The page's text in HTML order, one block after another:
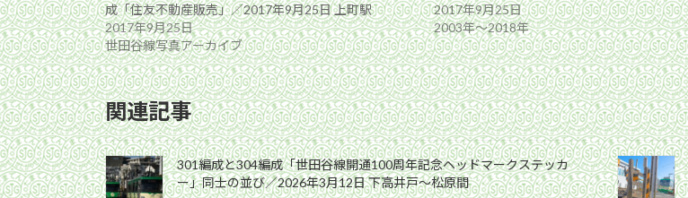
成「住友不動産販売」／2017年9月25日 上町駅
2017年9月25日
世田谷線写真アーカイブ
2017年9月25日
2003年〜2018年
関連記事
301編成と304編成「世田谷線開通100周年記念ヘッドマークステッカ
ー」同士の並び／2026年3月12日 下高井戸〜松原間